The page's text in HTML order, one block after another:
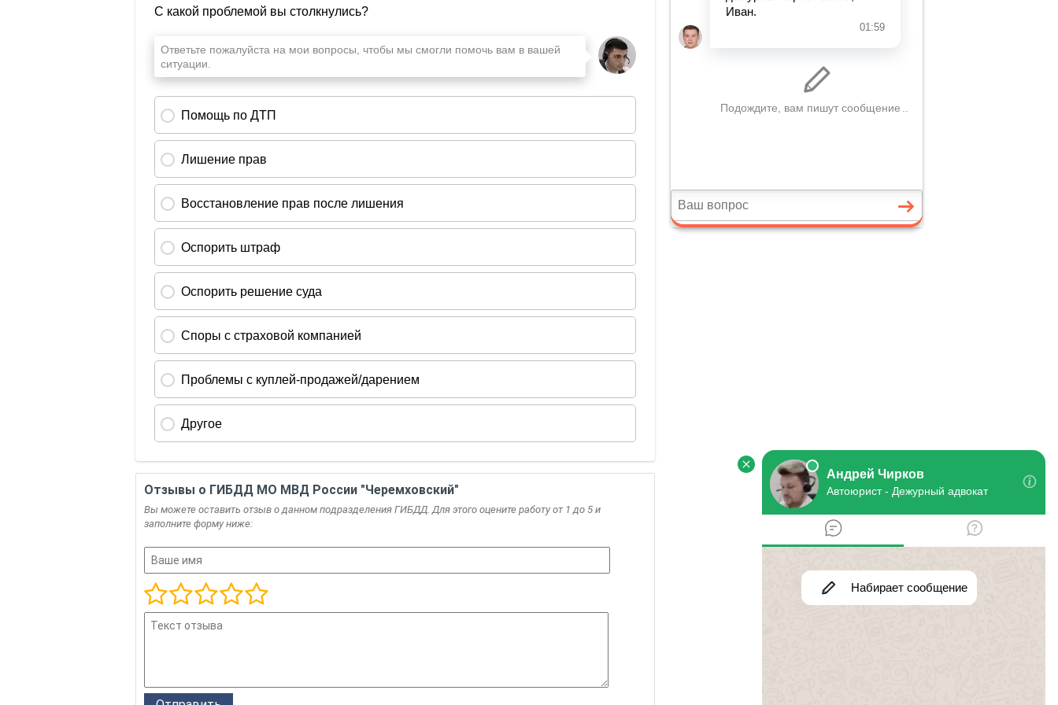
18811630030016000140
18811630020016000140
Штраф за несоблюдение требований законодательства РФ о внесении платы в счет
возмещения вреда, причиняемого автодорогам общего пользования федерального
значения ТС, имеющими разрешенную максимальную массу 12 тонн (ст. 12.213)
18811630040016000140
ущерба, зачисляемые в бюджеты муниципальных районов (ст. 5.43, 11.23 (кроме
международных автоперевозок), ч. 2 ст. 14.41,19.3-19.5, 19.6, 19.7, 19.13, 19.22, 19.33)
Отзывы о ГИБДД МО МВД России "Черемховский"
Вы можете оставить отзыв о данном подразделения ГИБДД. Для этого оцените работу от 1 до 5 и
заполните форму ниже: